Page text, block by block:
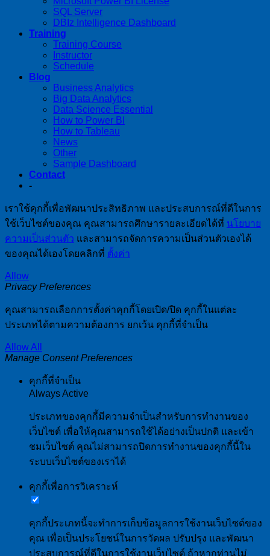
SQL Server
DBIz Intelligence Dashboard
Training
Training Course
Instructor
Schedule
Blog
Business Analytics
Big Data Analytics
Data Science Essential
How to Power BI
How to Tableau
News
Other
Sample Dashboard
Contact
-
เราใช้คุกกี้เพื่อพัฒนาประสิทธิภาพ และประสบการณ์ที่ดีในการ
ใช้เว็บไซต์ของคุณ คุณสามารถศึกษารายละเอียดได้ที่ นโยบาย
ความเป็นส่วนตัว และสามารถจัดการความเป็นส่วนตัวเองได้
ของคุณได้เองโดยคลิกที่ ตั้งค่า
Allow
Privacy Preferences
คุณสามารถเลือกการตั้งค่าคุกกี้โดยเปิด/ปิด คุกกี้ในแต่ละ
ประเภทได้ตามความต้องการ ยกเว้น คุกกี้ที่จำเป็น
Allow All
Manage Consent Preferences
คุกกี้ที่จำเป็น
Always Active
ประเภทของคุกกี้มีความจำเป็นสำหรับการทำงานของ
เว็บไซต์ เพื่อให้คุณสามารถใช้ได้อย่างเป็นปกติ และเข้า
ชมเว็บไซต์ คุณไม่สามารถปิดการทำงานของคุกกี้นี้ใน
ระบบเว็บไซต์ของเราได้
คุกกี้เพื่อการวิเคราะห์
คุกกี้ประเภทนี้จะทำการเก็บข้อมูลการใช้งานเว็บไซต์ของ
คุณ เพื่อเป็นประโยชน์ในการวัดผล ปรับปรุง และพัฒนา
ประสบการณ์ที่ดีในการใช้งานเว็บไซต์ ถ้าหากท่านไม่